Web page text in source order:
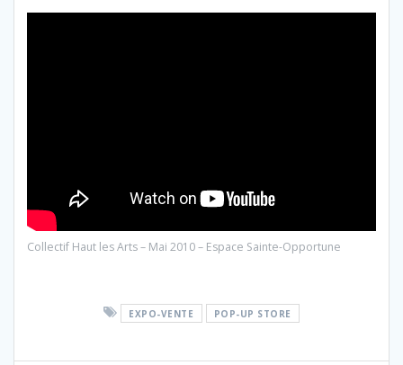
Collectif Haut les Arts – Mai 2010 – Espace Sainte-Opportune
EXPO-VENTE POP-UP STORE